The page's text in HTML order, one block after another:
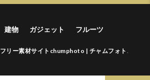
建物 ガジェット フルーツ
フリー素材サイトchumphoto | チャムフォト